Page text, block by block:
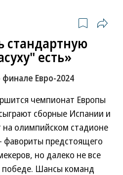
стандартную
есть»
Евро-2024
чемпионат Европы
сборные Испании и
олимпийском стадионе
предстоящего
но далеко не все
победе. Шансы команд